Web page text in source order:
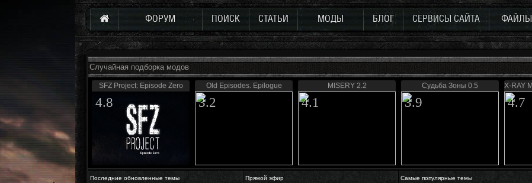
ФОРУМ ПОИСК СТАТЬИ МОДЫ БЛОГ СЕРВИСЫ САЙТА ФАЙЛЫ
Случайная подборка модов
SFZ Project: Episode Zero
4.8
Old Episodes. Epilogue
3.2
MISERY 2.2
4.1
Судьба Зоны 0.5
3.9
X-RAY
4.7
Последние обновленные темы Прямой эфир Самые популярные темы